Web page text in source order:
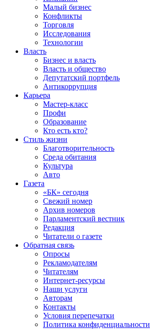
Малый бизнес
Конфликты
Торговля
Исследования
Технологии
Власть
Бизнес и власть
Власть и общество
Депутатский портфель
Антикоррупция
Карьера
Мастер-класс
Профи
Образование
Кто есть кто?
Стиль жизни
Благотворительность
Среда обитания
Культура
Авто
Газета
«БК» сегодня
Свежий номер
Архив номеров
Парламентский вестник
Редакция
Читатели о газете
Обратная связь
Опросы
Рекламодателям
Читателям
Интернет-ресурсы
Наши услуги
Авторам
Контакты
Условия перепечатки
Политика конфиденциальности